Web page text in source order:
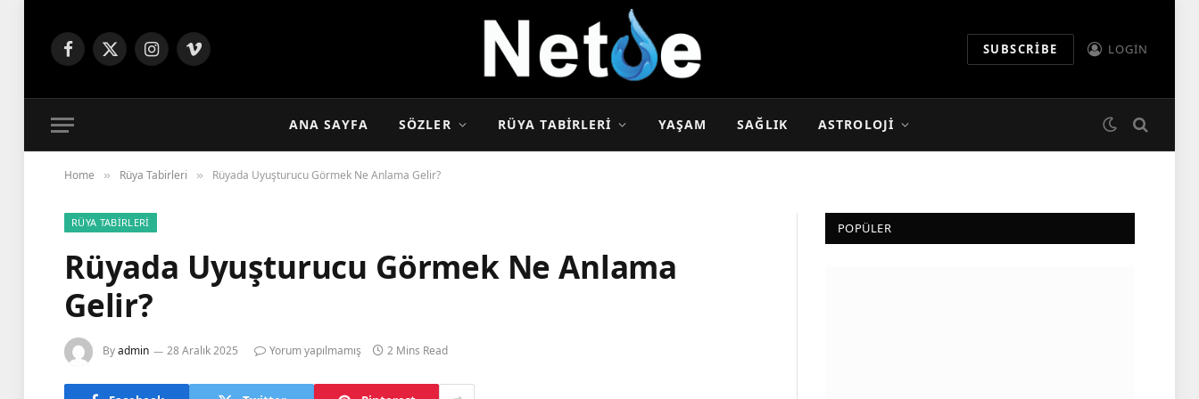
Facebook
X
Instagram
Vimeo SUBSCRIBE LOGIN
ANA SAYFA SÖZLER RÜYA TABIRLERI YAŞAM SAĞLIK ASTROLOJI
Home » Rüya Tabirleri » Rüyada Uyuşturucu Görmek Ne Anlama Gelir?
RÜYA TABIRLERI
Rüyada Uyuşturucu Görmek Ne Anlama
Gelir?
Byadmin 28 Aralık 2025 Yorum yapılmamış 2 Mins Read
POPÜLER